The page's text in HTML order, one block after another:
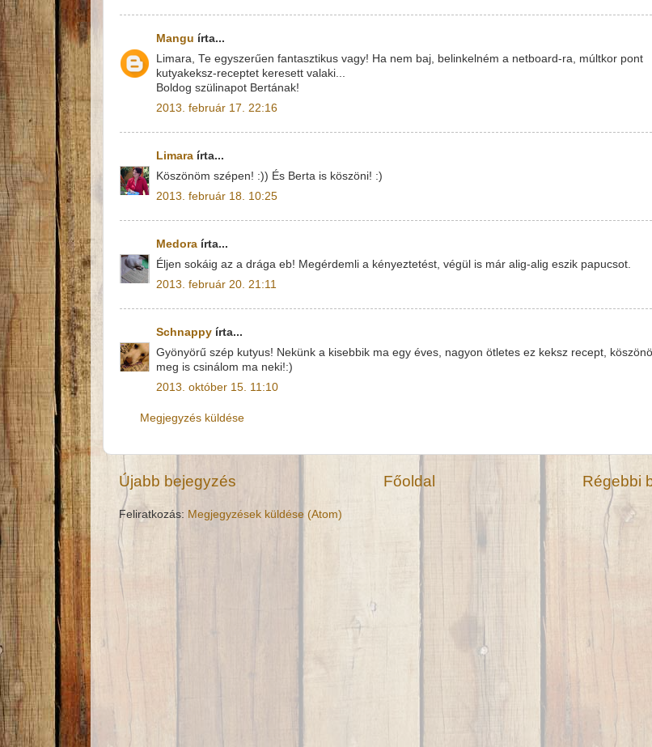
Mangu írta...
Limara, Te egyszerűen fantasztikus vagy! Ha nem baj, belinkelném a netboard-ra, múltkor pont
kutyakeksz-receptet keresett valaki...
Boldog szülinapot Bertának!
2013. február 17. 22:16
Limara írta...
Köszönöm szépen! :)) És Berta is köszöni! :)
2013. február 18. 10:25
Medora írta...
Éljen sokáig az a drága eb! Megérdemli a kényeztetést, végül is már alig-alig eszik papucsot.
2013. február 20. 21:11
Schnappy írta...
Gyönyörű szép kutyus! Nekünk a kisebbik ma egy éves, nagyon ötletes ez keksz recept,
meg is csinálom ma neki!:)
2013. október 15. 11:10
Megjegyzés küldése
Újabb bejegyzés Régebbi
Főoldal
Feliratkozás: Megjegyzések küldése (Atom)